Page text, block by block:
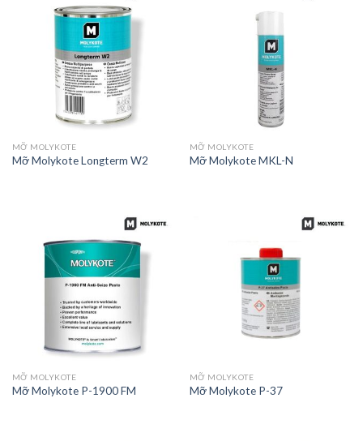
MỠ MOLYKOTE
Mỡ Molykote Longterm W2
MỠ MOLYKOTE
Mỡ Molykote MKL-N
MỠ MOLYKOTE
Mỡ Molykote P-1900 FM
MỠ MOLYKOTE
Mỡ Molykote P-37